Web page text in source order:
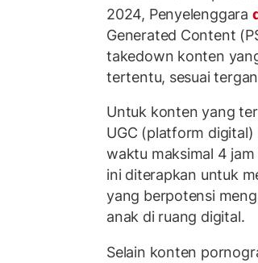
2024, Penyelenggara
Generated Content
takedown konten
tertentu, sesuai
Untuk konten yang
UGC (platform
waktu maksimal 4
ini diterapkan untuk
yang berpotensi
anak di ruang digital.
Selain konten